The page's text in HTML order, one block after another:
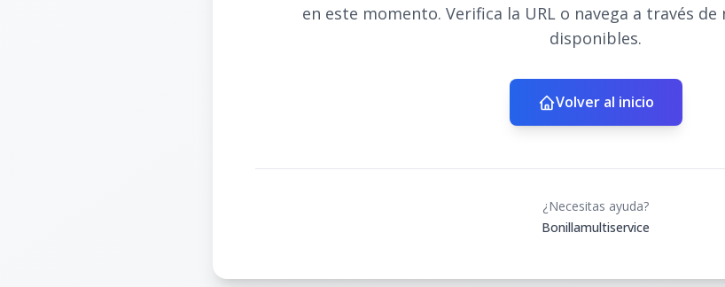
en este momento. Verifica la URL o navega a través
disponibles.
Volver al inicio
¿Necesitas ayuda?
Bonillamultiservice